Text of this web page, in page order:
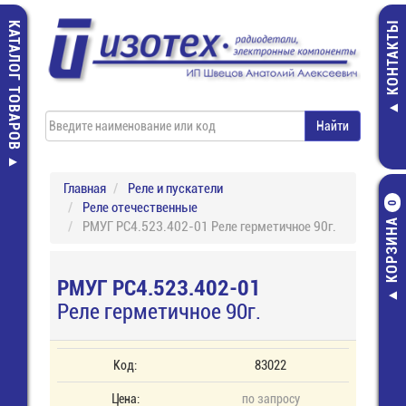
КАТАЛОГ ТОВАРОВ КОНТАКТЫ
КОРЗИНА
0
Главная
Реле и пускатели
Реле отечественные
РМУГ РС4.523.402-01 Реле герметичное 90г.
РМУГ РС4.523.402-01
Реле герметичное 90г.
Код: 83022
Цена: по запросу